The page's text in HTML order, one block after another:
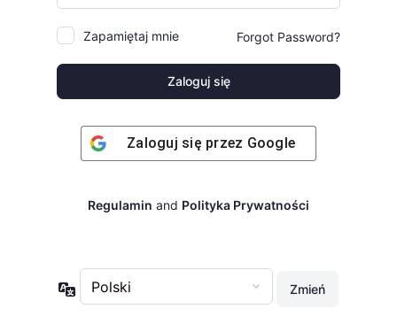
Zapamiętaj mnie Forgot Password?
Zaloguj się przez Google
Regulamin and Polityka Prywatności
Język